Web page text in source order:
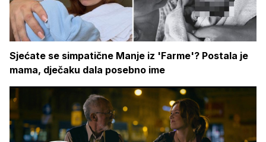
Sjećate se simpatične Manje iz 'Farme'? Postala je
mama, dječaku dala posebno ime